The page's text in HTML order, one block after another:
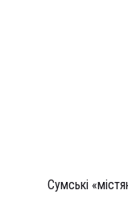
Сумські